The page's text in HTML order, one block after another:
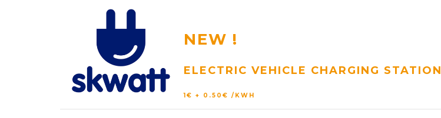
NEW !
ELECTRIC VEHICLE CHARGING STATION
1€ + 0.50€ /KWH